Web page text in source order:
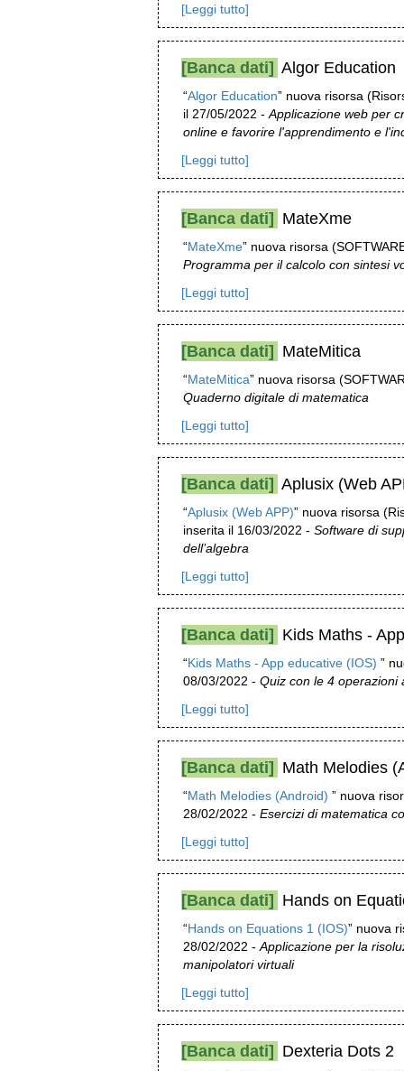
[Leggi tutto]
[Banca dati] Algor Education
“Algor Education” nuova risorsa
il 27/05/2022 -Applicazione web per
online e favorire l'apprendimento e
[Leggi tutto]
[Banca dati] MateXme
“MateXme” nuova risorsa
Programma per il calcolo con sintesi
[Leggi tutto]
[Banca dati] MateMitica
“MateMitica” nuova risorsa
Quaderno digitale di matematica
[Leggi tutto]
[Banca dati] Aplusix (Web
“Aplusix (Web APP)” nuova risorsa
inserita il 16/03/2022 - Software di
dell’algebra
[Leggi tutto]
[Banca dati] Kids Maths -
“Kids Maths - App educative (IOS) ”
08/03/2022 - Quiz con le 4 operazioni
[Leggi tutto]
[Banca dati] Math Melodies
“Math Melodies (Android) ” nuova
28/02/2022 - Esercizi di matematica
[Leggi tutto]
[Banca dati] Hands on
“Hands on Equations 1 (IOS)” nuova
28/02/2022 -Applicazione per la
manipolatori virtuali
[Leggi tutto]
[Banca dati] Dexteria Dots 2